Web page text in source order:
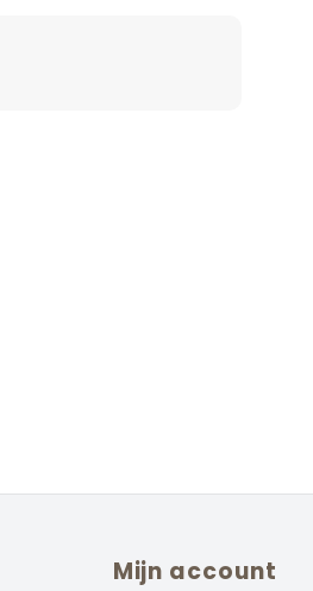
Mijn account